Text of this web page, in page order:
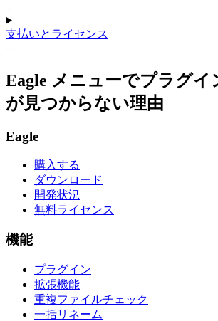
支払いとライセンス
Eagle メニューでプラグイ
が見つからない理由
Eagle
購入する
ダウンロード
開発状況
無料ライセンス
機能
プラグイン
拡張機能
重複ファイルチェック
一括リネーム